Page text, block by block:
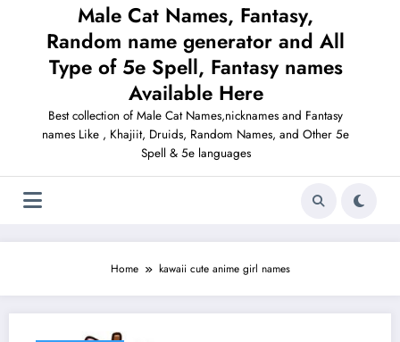
Male Cat Names, Fantasy,
Random name generator and All
Type of 5e Spell, Fantasy names
Available Here
Best collection of Male Cat Names,nicknames and Fantasy
names Like , Khajiit, Druids, Random Names, and Other 5e
Spell & 5e languages
Home kawaii cute anime girl names